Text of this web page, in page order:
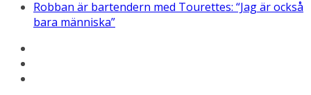
Robban är bartendern med Tourettes: “Jag är också
bara människa”